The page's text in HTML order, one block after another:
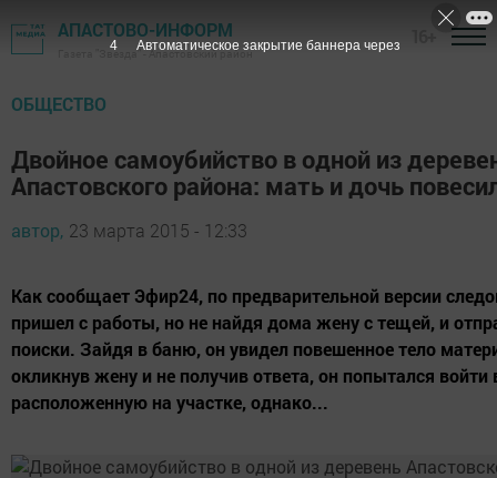
АПАСТОВО-ИНФОРМ
Газета "Звезда" - Апастовский район
ОБЩЕСТВО
Двойное самоубийство в одной из
Апастовского района: мать и дочь
автор, 23 марта 2015 - 12:33
Как сообщает Эфир24, по предварительной версии
пришел с работы, но не найдя дома жену с тещей, и
поиски. Зайдя в баню, он увидел повешенное тело
окликнув жену и не получив ответа, он попытался
расположенную на участке, однако...
3 Автоматическое закрытие баннера через